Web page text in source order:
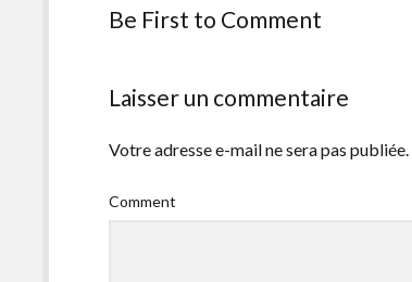
Be First to Comment
Laisser un commentaire
Votre adresse e-mail ne sera pas publiée.
Comment